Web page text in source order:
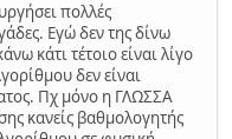
πολλές
Εγώ δεν της δίνω
κάτι τέτοιο είναι λίγο
δεν είναι
Πχ μόνο η ΓΛΩΣΣΑ
κανείς βαθμολογητής